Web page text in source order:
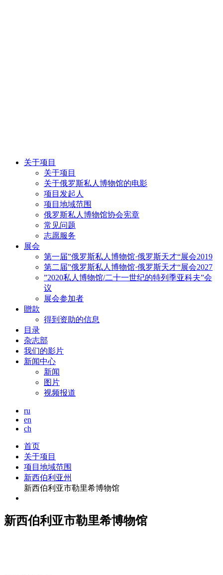
关于项目
关于项目
关于俄罗斯私人博物馆的电影
项目发起人
项目地域范围
俄罗斯私人博物馆协会宪章
常见问题
志愿服务
展会
第一届”俄罗斯私人博物馆·俄罗斯天才“展会2019
第二届”俄罗斯私人博物馆·俄罗斯天才“展会2027
”2020私人博物馆/二十一世纪的特列季亚科夫”会
议
展会参加者
贈款
得到资助的信息
目录
杂志部
我们的影片
新闻中心
新闻
图片
视频报道
ru
en
ch
首页
关于项目
项目地域范围
新西伯利亚州
新西伯利亚市勒里希博物馆
新西伯利亚市勒里希博物馆